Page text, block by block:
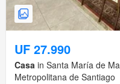
UF 27.990
Casa in Santa María de
Metropolitana de Santiago